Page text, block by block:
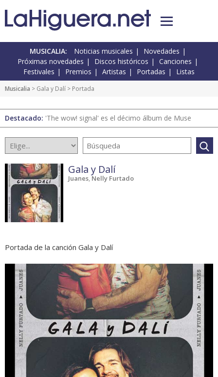
MUSICALIA: Noticias musicales
Novedades
Próximas novedades
Discos históricos
Canciones
Festivales
Premios Artistas Portadas Listas
Musicalia > Gala y Dalí > Portada
Destacado: 'The wow! signal' es el décimo álbum de Muse
Gala y Dalí
Juanes,Nelly Furtado
Portada de la canción Gala y Dalí